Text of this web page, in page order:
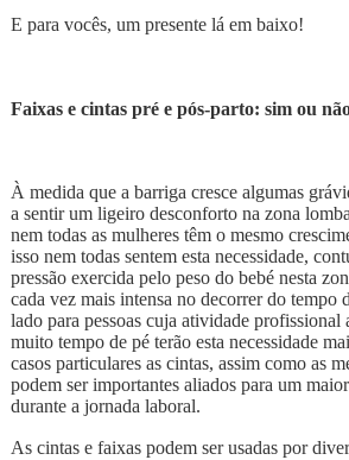
E para vocês, um presente lá em baixo!
Faixas e cintas pré e pós-parto: sim ou
À medida que a barriga cresce algumas
a sentir um ligeiro desconforto na zona
nem todas as mulheres têm o mesmo
isso nem todas sentem esta necessidade,
pressão exercida pelo peso do bebé nesta
cada vez mais intensa no decorrer do tempo
lado para pessoas cuja atividade profissional
muito tempo de pé terão esta necessidade
casos particulares as cintas, assim como as
podem ser importantes aliados para um
durante a jornada laboral.
As cintas e faixas podem ser usadas por